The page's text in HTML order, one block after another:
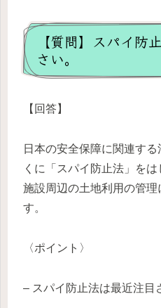
【質問】スパイ防
さい。
【回答】
日本の安全保障に関連す
くに「スパイ防止法」を
施設周辺の土地利用の管理
す。
〈ポイント〉
– スパイ防止法は最近注目